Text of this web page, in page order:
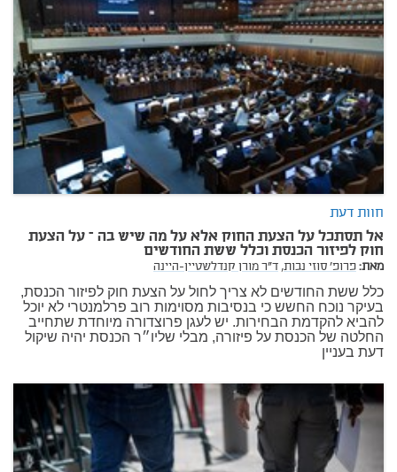
חוות דעת
אל תסתכל על הצעת החוק אלא על מה שיש בה – על הצעת
חוק לפיזור הכנסת וכלל ששת החודשים
מאת:פרופ' סוזי נבות,ד"ר מורן קנדלשטיין-היינה
כלל ששת החודשים לא צריך לחול על הצעת חוק לפיזור הכנסת,
בעיקר נוכח החשש כי בנסיבות מסוימות רוב פרלמנטרי לא יוכל
להביא להקדמת הבחירות. יש לעגן פרוצדורה מיוחדת שתחייב
החלטה של הכנסת על פיזורה, מבלי שליו״ר הכנסת יהיה שיקול
דעת בעניין